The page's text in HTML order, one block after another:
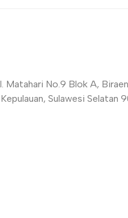
Matahari No.9 Blok A,
Sulawesi Selatan